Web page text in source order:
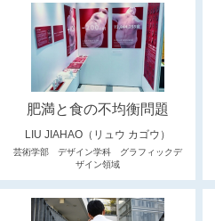
肥満と食の不均衡問題
LIU JIAHAO（リュウ カゴウ）
芸術学部 デザイン学科 グラフィックデ
ザイン領域